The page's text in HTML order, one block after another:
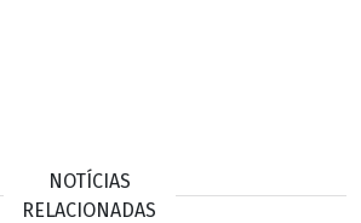
NOTÍCIAS
RELACIONADAS